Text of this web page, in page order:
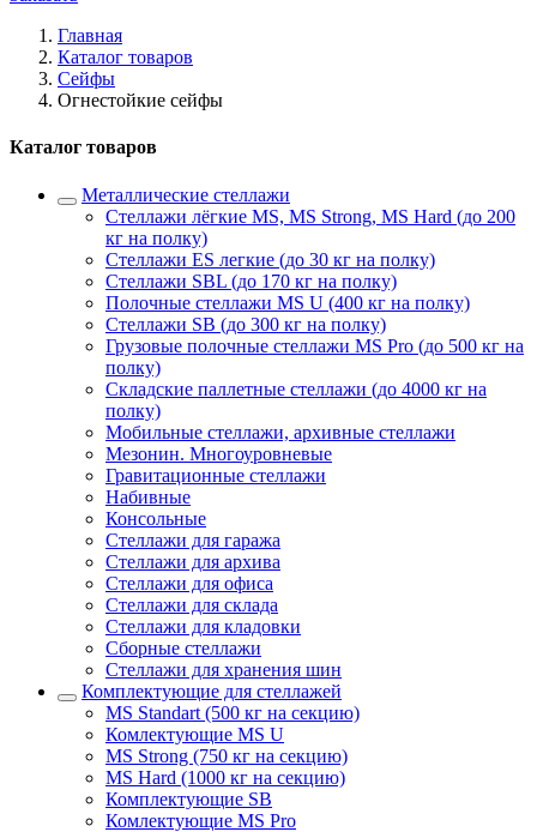
Главная
Каталог товаров
Сейфы
Огнестойкие сейфы
Каталог товаров
Металлические стеллажи
Стеллажи лёгкие MS, MS Strong, MS Hard (до 200
кг на полку)
Стеллажи ES легкие (до 30 кг на полку)
Стеллажи SBL (до 170 кг на полку)
Полочные стеллажи MS U (400 кг на полку)
Стеллажи SB (до 300 кг на полку)
Грузовые полочные стеллажи MS Pro (до 500 кг на
полку)
Складские паллетные стеллажи (до 4000 кг на
полку)
Мобильные стеллажи, архивные стеллажи
Мезонин. Многоуровневые
Гравитационные стеллажи
Набивные
Консольные
Стеллажи для гаража
Стеллажи для архива
Стеллажи для офиса
Стеллажи для склада
Стеллажи для кладовки
Сборные стеллажи
Стеллажи для хранения шин
Комплектующие для стеллажей
MS Standart (500 кг на секцию)
Комлектующие MS U
MS Strong (750 кг на секцию)
MS Hard (1000 кг на секцию)
Комплектующие SB
Комлектующие MS Pro